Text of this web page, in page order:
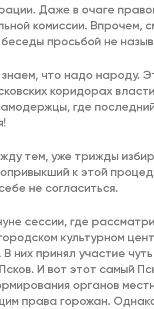
Даже в очаге
комиссии. Впрочем,
просьбой не
что надо народу.
коридорах
где
тем, уже трижды
к этой
не согласиться.
сессии, где
культурном
них принял участие
И вот этот самый
органов
права горожан.